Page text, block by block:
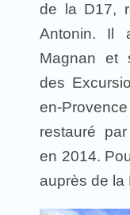
de la D17,
Antonin. Il
Magnan et
des
en-
restauré
en 2014.
auprès de la